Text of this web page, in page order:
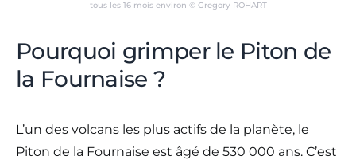
tous les 16 mois environ © Gregory ROHART
Pourquoi grimper le Piton de
la Fournaise ?
L’un des volcans les plus actifs de la planète, le
Piton de la Fournaise est âgé de 530 000 ans. C’est